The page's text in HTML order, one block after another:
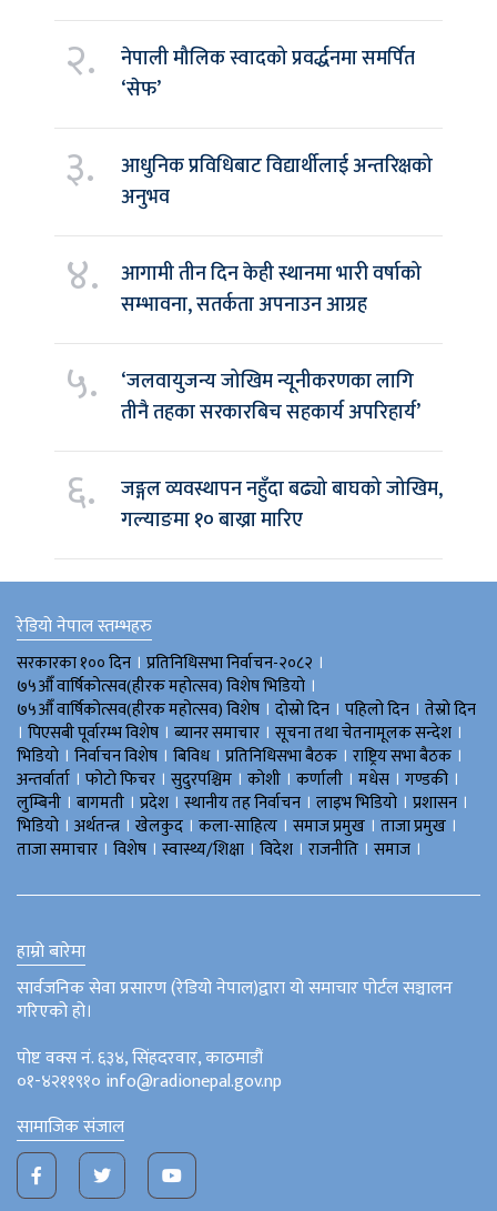
२.
नेपाली मौलिक स्वादको प्रवर्द्धनमा समर्पित
‘सेफ’
३.
आधुनिक प्रविधिबाट विद्यार्थीलाई अन्तरिक्षको
अनुभव
४.
आगामी तीन दिन केही स्थानमा भारी वर्षाको
सम्भावना, सतर्कता अपनाउन आग्रह
५.
‘जलवायुजन्य जोखिम न्यूनीकरणका लागि
तीनै तहका सरकारबिच सहकार्य अपरिहार्य’
६.
जङ्गल व्यवस्थापन नहुँदा बढ्यो बाघको जोखिम,
गल्याङमा १० बाख्रा मारिए
रेडियो नेपाल स्तम्भहरु
सरकारका १०० दिन । प्रतिनिधिसभा निर्वाचन-२०८२ ।
७५औँ वार्षिकोत्सव(हीरक महोत्सव) विशेष भिडियाे ।
७५औँ वार्षिकोत्सव(हीरक महोत्सव) विशेष । दोस्रो दिन । पहिलो दिन । तेस्रो दिन
। पिएसबी पूर्वारम्भ विशेष । ब्यानर समाचार । सूचना तथा चेतनामूलक सन्देश ।
भिडियाे । निर्वाचन विशेष । बिविध। प्रतिनिधिसभा बैठक । राष्ट्रिय सभा बैठक ।
अन्तर्वार्ता । फोटो फिचर । सुदुरपश्चिम । काेशी । कर्णाली । मधेस । गण्डकी ।
लुम्बिनी । बागमती । प्रदेश । स्थानीय तह निर्वाचन । लाइभ भिडियो । प्रशासन ।
भिडियो । अर्थतन्त्र । खेलकुद । कला-साहित्य । समाज प्रमुख । ताजा प्रमुख ।
ताजा समाचार । विशेष । स्वास्थ्य/शिक्षा । विदेश । राजनीति । समाज ।
हाम्रो बारेमा
सार्वजनिक सेवा प्रसारण (रेडियो नेपाल)द्वारा यो समाचार पोर्टल सञ्चालन
गरिएको हो।
पोष्ट वक्स नं. ६३४, सिंहदरवार, काठमाडौं
०१-४२११९१० info@radionepal.gov.np
सामाजिक संजाल